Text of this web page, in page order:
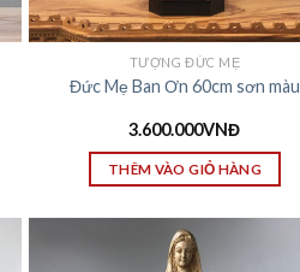
TƯỢNG ĐỨC MẸ
Đức Mẹ Ban Ơn 60cm sơn màu
3.600.000VNĐ
THÊM VÀO GIỎ HÀNG